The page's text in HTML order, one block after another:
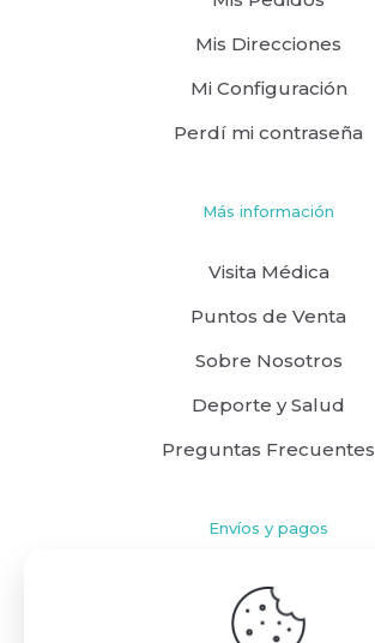
Mis Direcciones
Mi Configuración
Perdí mi contraseña
Más información
Visita Médica
Puntos de Venta
Sobre Nosotros
Deporte y Salud
Preguntas Frecuentes
Envíos y pagos
Cómo comprar
Políticas de Envío